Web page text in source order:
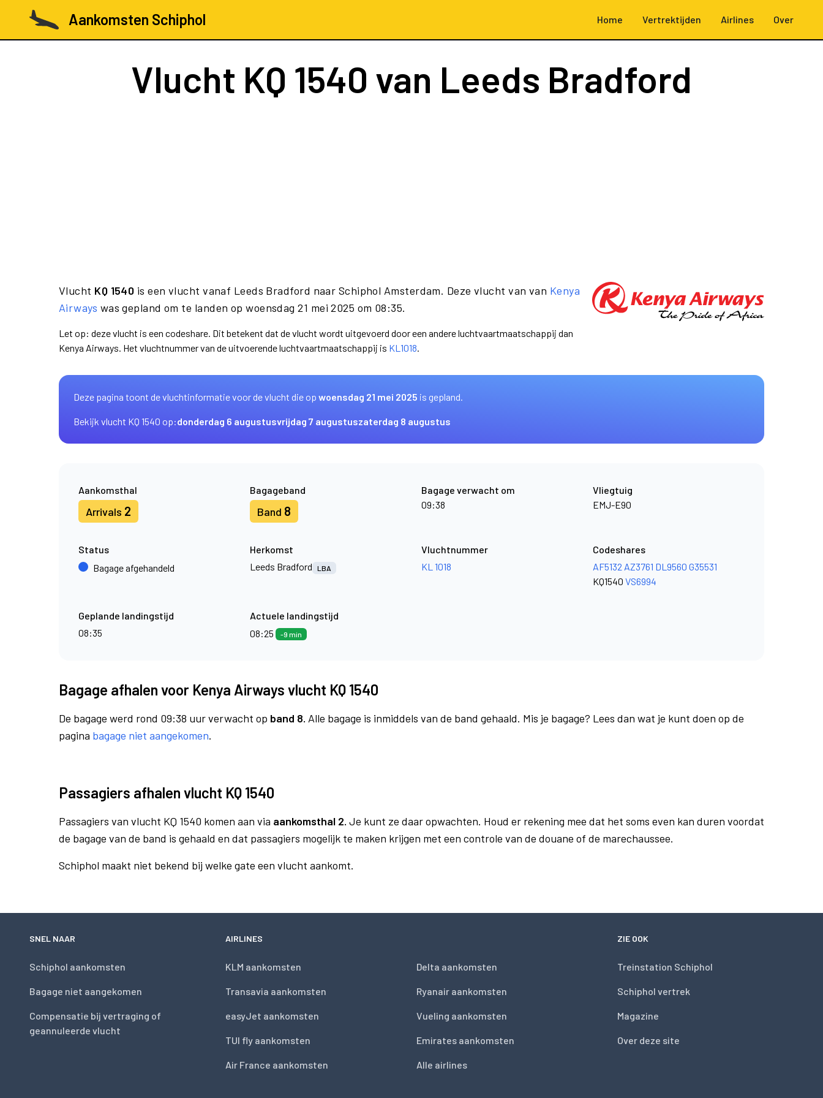
Aankomsten Schiphol Home Vertrektijden Airlines Over
Vlucht KQ 1540 van Leeds Bradford
Vlucht KQ 1540 is een vlucht vanaf Leeds Bradford naar Schiphol Amsterdam. Deze vlucht van van Kenya
Airways was gepland om te landen op woensdag 21 mei 2025 om 08:35.
Let op: deze vlucht is een codeshare. Dit betekent dat de vlucht wordt uitgevoerd door een andere luchtvaartmaatschappij dan
Kenya Airways. Het vluchtnummer van de uitvoerende luchtvaartmaatschappij is KL1018.
Deze pagina toont de vluchtinformatie voor de vlucht die op woensdag 21 mei 2025 is gepland.
Bekijk vlucht KQ 1540 op:donderdag 6 augustusvrijdag 7 augustuszaterdag 8 augustus
Aankomsthal
Arrivals 2
Bagageband
Band 8
Bagage verwacht om
09:38
Vliegtuig
EMJ-E90
Status
Bagage afgehandeld
Herkomst
Leeds Bradford
LBA
Vluchtnummer
KL 1018
Codeshares
AF5132 AZ3761 DL9560 G35531
KQ1540 VS6994
Geplande landingstijd
08:35
Actuele landingstijd
08:25
-9 min
Bagage afhalen voor Kenya Airways vlucht KQ 1540
De bagage werd rond 09:38 uur verwacht op band 8. Alle bagage is inmiddels van de band gehaald. Mis je bagage? Lees dan wat je kunt doen op de
pagina bagage niet aangekomen.
Passagiers afhalen vlucht KQ 1540
Passagiers van vlucht KQ 1540 komen aan via aankomsthal 2. Je kunt ze daar opwachten. Houd er rekening mee dat het soms even kan duren voordat
de bagage van de band is gehaald en dat passagiers mogelijk te maken krijgen met een controle van de douane of de marechaussee.
Schiphol maakt niet bekend bij welke gate een vlucht aankomt.
SNEL NAAR
Schiphol aankomsten
Bagage niet aangekomen
Compensatie bij vertraging of
geannuleerde vlucht
AIRLINES
KLM aankomsten
Transavia aankomsten
easyJet aankomsten
TUI fly aankomsten
Air France aankomsten
Delta aankomsten
Ryanair aankomsten
Vueling aankomsten
Emirates aankomsten
Alle airlines
ZIE OOK
Treinstation Schiphol
Schiphol vertrek
Magazine
Over deze site